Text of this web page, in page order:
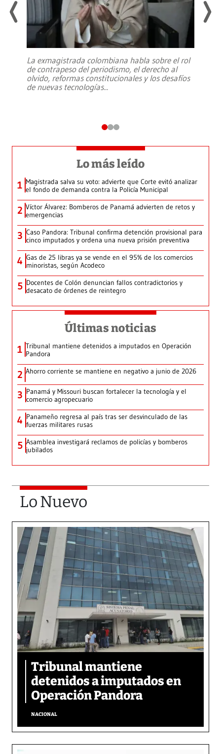
La exmagistrada colombiana habla sobre el rol
de contrapeso del periodismo, el derecho al
olvido, reformas constitucionales y los desafíos
de nuevas tecnologías...
Lo más leído
1 Magistrada salva su voto: advierte que Corte evitó analizar
el fondo de demanda contra la Policía Municipal
2 Víctor Álvarez: Bomberos de Panamá advierten de retos y
emergencias
3 Caso Pandora: Tribunal confirma detención provisional para
cinco imputados y ordena una nueva prisión preventiva
4 Gas de 25 libras ya se vende en el 95% de los comercios
minoristas, según Acodeco
5 Docentes de Colón denuncian fallos contradictorios y
desacato de órdenes de reintegro
Últimas noticias
1 Tribunal mantiene detenidos a imputados en Operación
Pandora
2 Ahorro corriente se mantiene en negativo a junio de 2026
3 Panamá y Missouri buscan fortalecer la tecnología y el
comercio agropecuario
4 Panameño regresa al país tras ser desvinculado de las
fuerzas militares rusas
5 Asamblea investigará reclamos de policías y bomberos
jubilados
Lo Nuevo
Tribunal mantiene
detenidos a imputados en
Operación Pandora
NACIONAL